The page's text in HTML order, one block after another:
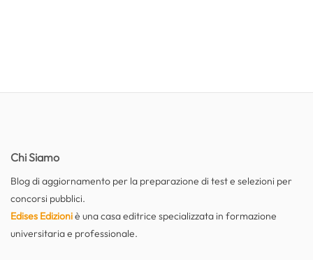
Chi Siamo
Blog di aggiornamento per la preparazione di test e selezioni per
concorsi pubblici.
Edises Edizioniè una casa editrice specializzata in formazione
universitaria e professionale.